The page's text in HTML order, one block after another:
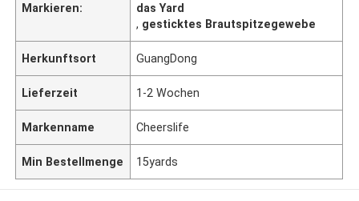
Markieren:
das Yard
, gesticktes Brautspitzegewebe
Herkunftsort GuangDong
Lieferzeit 1-2 Wochen
Markenname Cheerslife
Min Bestellmenge 15yards